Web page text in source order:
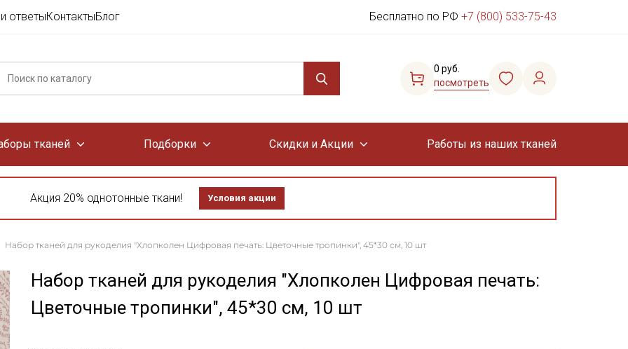
ответыКонтактыБлог Бесплатно по РФ +7 (800) 533-75-43
0 руб.
посмотреть
тканей Подборки Скидки и Акции Работы из наших тканей
Акция 20% однотонные ткани! Условия акции
Набор тканей для рукоделия "Хлопколен Цифровая печать: Цветочные тропинки", 45*30 см, 10 шт
Набор тканей для рукоделия "Хлопколен Цифровая печать:
Цветочные тропинки", 45*30 см, 10 шт